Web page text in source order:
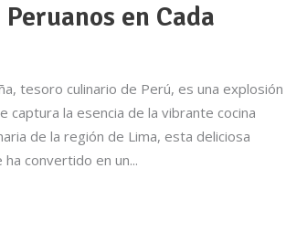
en Cada
tesoro culinario de Perú, es una explosión
captura la esencia de la vibrante cocina
de la región de Lima, esta deliciosa
ha convertido en un